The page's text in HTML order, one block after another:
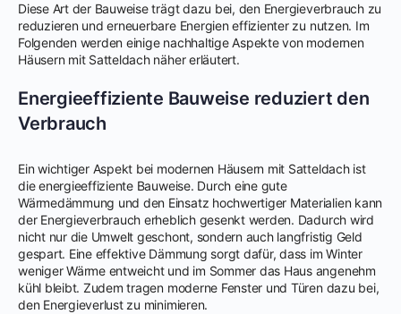
Diese Art der Bauweise trägt dazu bei, den Energieverbrauch zu
reduzieren und erneuerbare Energien effizienter zu nutzen. Im
Folgenden werden einige nachhaltige Aspekte von modernen
Häusern mit Satteldach näher erläutert.
Energieeffiziente Bauweise reduziert den
Verbrauch
Ein wichtiger Aspekt bei modernen Häusern mit Satteldach ist
die energieeffiziente Bauweise. Durch eine gute
Wärmedämmung und den Einsatz hochwertiger Materialien kann
der Energieverbrauch erheblich gesenkt werden. Dadurch wird
nicht nur die Umwelt geschont, sondern auch langfristig Geld
gespart. Eine effektive Dämmung sorgt dafür, dass im Winter
weniger Wärme entweicht und im Sommer das Haus angenehm
kühl bleibt. Zudem tragen moderne Fenster und Türen dazu bei,
den Energieverlust zu minimieren.